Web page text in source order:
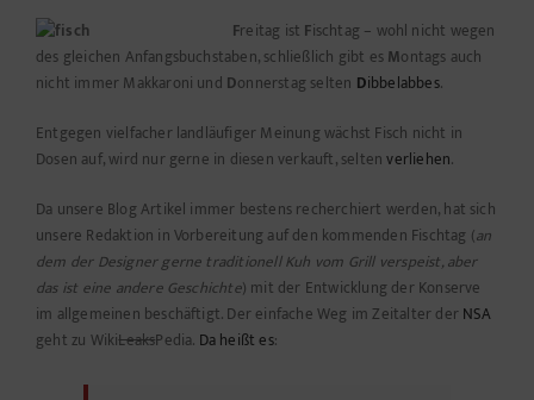
Freitag ist Fischtag – wohl nicht wegen
des gleichen Anfangsbuchstaben, schließlich gibt esMontags auch
nicht immer Makkaroni und Donnerstag selten Dibbelabbes.
Entgegen vielfacher landläufiger Meinung wächst Fisch nicht in
Dosen auf, wird nur gerne in diesen verkauft, seltenverliehen.
Da unsere Blog Artikel immer bestens recherchiert werden, hat sich
unsere Redaktion inVorbereitung auf den kommenden Fischtag (an
dem der Designer gerne traditionell Kuh vom Grill verspeist, aber
das ist eine andere Geschichte) mit der Entwicklung der Konserve
im allgemeinen beschäftigt. Der einfache Weg im Zeitalter derNSA
geht zu WikiLeaksPedia. Da heißt es: